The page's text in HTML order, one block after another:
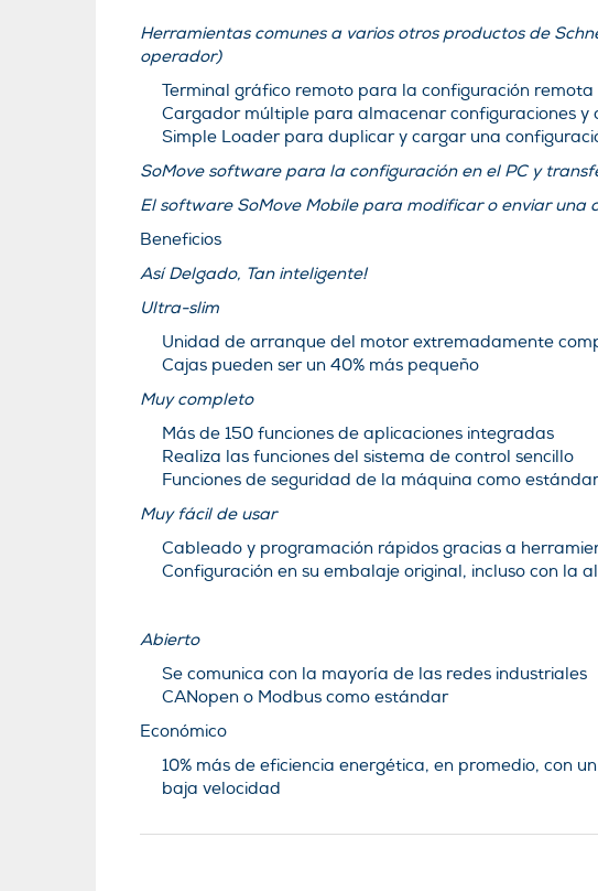
Herramientas comunes a varios otros productos de
operador)
Terminal gráfico remoto para la configuración remota
Cargador múltiple para almacenar configuraciones
Simple Loader para duplicar y cargar una
SoMove software para la configuración en el PC y
El software SoMove Mobile para modificar o enviar
Beneficios
Así Delgado, Tan inteligente!
Ultra-slim
Unidad de arranque del motor extremadamente
Cajas pueden ser un 40% más pequeño
Muy completo
Más de 150 funciones de aplicaciones integradas
Realiza las funciones del sistema de control sencillo
Funciones de seguridad de la máquina como estándar
Muy fácil de usar
Cableado y programación rápidos gracias a
Configuración en su embalaje original, incluso con la
Abierto
Se comunica con la mayoría de las redes industriales
CANopen o Modbus como estándar
Económico
10% más de eficiencia energética, en promedio, con
baja velocidad